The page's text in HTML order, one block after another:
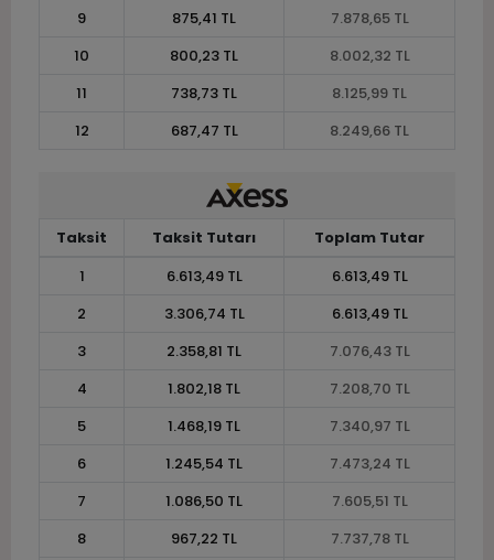
9
875,41 TL
7.878,65 TL
10
800,23 TL
8.002,32 TL
11
738,73 TL
8.125,99 TL
12
687,47 TL 8.249,66 TL
Taksit Taksit Tutarı
Toplam Tutar
1
6.613,49 TL
6.613,49 TL
2
3.306,74 TL
6.613,49 TL
3
2.358,81 TL
7.076,43 TL
4
1.802,18 TL
7.208,70 TL
5
1.468,19 TL
7.340,97 TL
6
1.245,54 TL
7.473,24 TL
7
1.086,50 TL
7.605,51 TL
8
967,22 TL
7.737,78 TL